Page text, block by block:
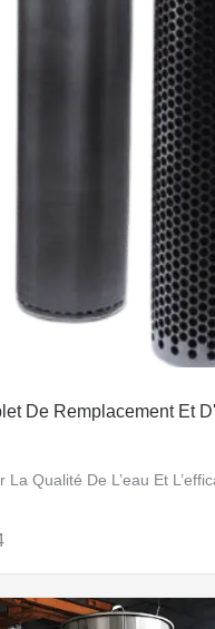
De Remplacement Et
La Qualité De L’eau Et